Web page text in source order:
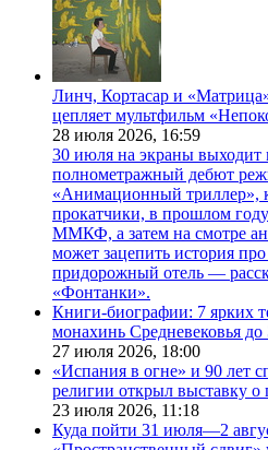
Линч, Кортасар и
цепляет мультфильм
28 июля 2026, 16:59
30 июля на экраны
полнометражный дебют
«Анимационный триллер»,
прокатчики, в прошлом
ММКФ, а затем на смотре
может зацепить история
придорожный отель —
«Фонтанки».
Книги-биографии: 7 ярких
монахинь Средневековья
27 июля 2026, 18:00
«Испания в огне» и 90 лет
религии открыл выставку о
23 июля 2026, 11:18
Куда пойти 31 июля—2